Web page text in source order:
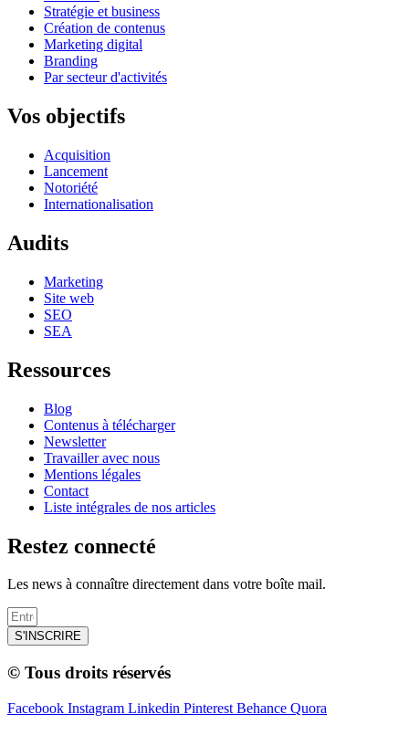
Stratégie et business
Création de contenus
Marketing digital
Branding
Par secteur d'activités
Vos objectifs
Acquisition
Lancement
Notoriété
Internationalisation
Audits
Marketing
Site web
SEO
SEA
Ressources
Blog
Contenus à télécharger
Newsletter
Travailler avec nous
Mentions légales
Contact
Liste intégrales de nos articles
Restez connecté
Les news à connaître directement dans votre boîte mail.
S'INSCRIRE
© Tous droits réservés
Facebook Instagram Linkedin Pinterest Behance Quora